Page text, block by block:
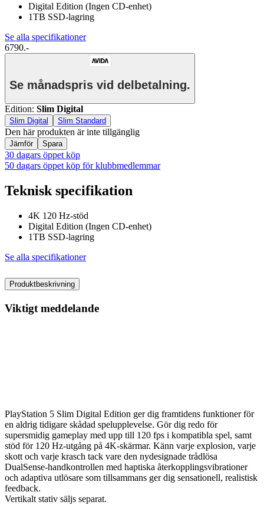
Digital Edition (Ingen CD-enhet)
1TB SSD-lagring
Se alla specifikationer
6790.-
Se månadspris vid delbetalning.
Edition: Slim Digital
Slim Digital Slim Standard
Den här produkten är inte tillgänglig
Jämför Spara
30 dagars öppet köp
50 dagars öppet köp för klubbmedlemmar
Teknisk specifikation
4K 120 Hz-stöd
Digital Edition (Ingen CD-enhet)
1TB SSD-lagring
Se alla specifikationer
Produktbeskrivning
Viktigt meddelande
PlayStation 5 Slim Digital Edition ger dig framtidens funktioner för
en aldrig tidigare skådad spelupplevelse. Gör dig redo för
supersmidig gameplay med upp till 120 fps i kompatibla spel, samt
stöd för 120 Hz-utgång på 4K-skärmar. Känn varje explosion, varje
skott och varje krasch tack vare den nydesignade trådlösa
DualSense-handkontrollen med haptiska återkopplingsvibrationer
och adaptiva utlösare som tillsammans ger dig sensationell, realistisk
feedback.
Vertikalt stativ säljs separat.